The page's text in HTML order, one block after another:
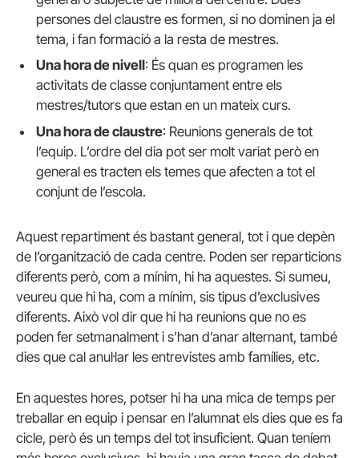
persones del claustre es formen, si no dominen ja el
tema, i fan formació a la resta de mestres.
Una hora de nivell: És quan es programen les
activitats de classe conjuntament entre els
mestres/tutors que estan en un mateix curs.
Una hora de claustre: Reunions generals de tot
l’equip. L’ordre del dia pot ser molt variat però en
general es tracten els temes que afecten a tot el
conjunt de l’escola.
Aquest repartiment és bastant general, tot i que depèn
de l’organització de cada centre. Poden ser reparticions
diferents però, com a mínim, hi ha aquestes. Si sumeu,
veureu que hi ha, com a mínim, sis tipus d’exclusives
diferents. Això vol dir que hi ha reunions que no es
poden fer setmanalment i s’han d’anar alternant, també
dies que cal anul·lar les entrevistes amb famílies, etc.
En aquestes hores, potser hi ha una mica de temps per
treballar en equip i pensar en l’alumnat els dies que es fa
cicle, però és un temps del tot insuficient. Quan teníem